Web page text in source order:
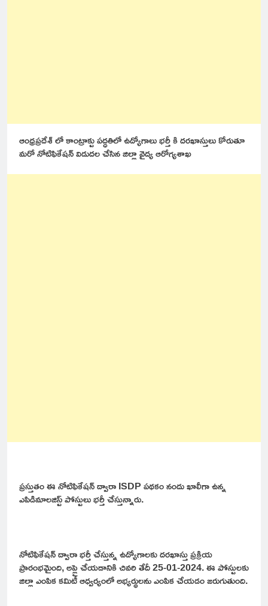
ఆంధ్రప్రదేశ్ లో కాంట్రాక్టు పద్ధతిలో ఉద్యోగాలు భర్తీ కి దరఖాస్తులు కోరుతూ
మరో నోటిఫికేషన్ విడుదల చేసిన జిల్లా వైద్య ఆరోగ్యశాఖ
ప్రస్తుతం ఈ నోటిఫికేషన్ ద్వారా ISDP పథకం నందు ఖాలీగా ఉన్న
ఎపిడిమాలజిస్ట్ పోస్టులు భర్తీ చేస్తున్నారు.
నోటిఫికేషన్ ద్వారా భర్తీ చేస్తున్న ఉద్యోగాలకు దరఖాస్తు ప్రక్రియ
ప్రారంభమైంది, అప్లై చేయడానికి చివరి తేదీ 25-01-2024. ఈ పోస్టులకు
జిల్లా ఎంపిక కమిటీ ఆధ్వర్యంలో అభ్యర్థులను ఎంపిక చేయడం జరుగుతుంది.